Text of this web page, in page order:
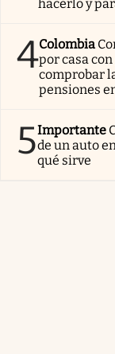
hacerlo y
4Colombia
por casa
comprobar
pensiones
5Importante
de un auto
qué sirve